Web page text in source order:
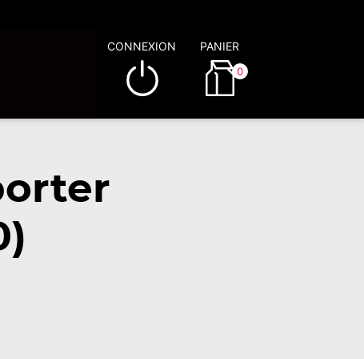
CONNEXION PANIER
0